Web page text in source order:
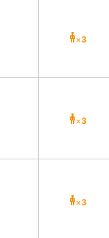
×3
×3
×3